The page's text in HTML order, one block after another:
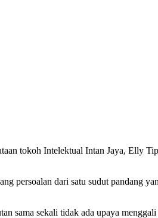
tokoh Intelektual Intan Jaya, Elly
persoalan dari satu sudut pandang
sama sekali tidak ada upaya